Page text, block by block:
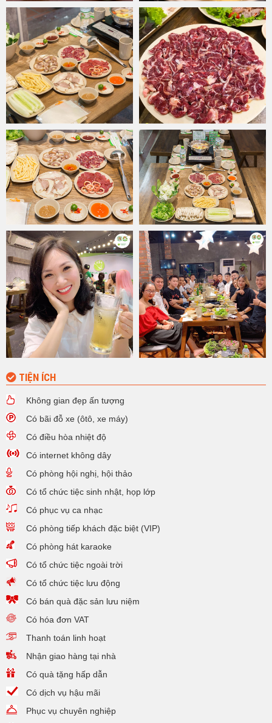
TIỆN ÍCH
Không gian đẹp ấn tượng
Có bãi đỗ xe (ôtô, xe máy)
Có điều hòa nhiệt độ
Có internet không dây
Có phòng hội nghị, hội thảo
Có tổ chức tiệc sinh nhật, họp lớp
Có phục vụ ca nhạc
Có phòng tiếp khách đặc biệt (VIP)
Có phòng hát karaoke
Có tổ chức tiệc ngoài trời
Có tổ chức tiệc lưu động
Có bán quà đặc sản lưu niệm
Có hóa đơn VAT
Thanh toán linh hoạt
Nhận giao hàng tại nhà
Có quà tặng hấp dẫn
Có dịch vụ hậu mãi
Phục vụ chuyên nghiệp